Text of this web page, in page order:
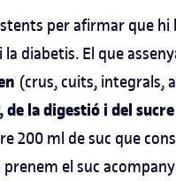
per afirmar que hi
diabetis. El que
(crus, cuits, integrals,
la digestió i del
200 ml de suc que
el suc